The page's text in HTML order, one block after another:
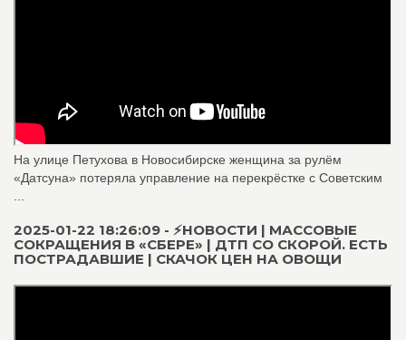
На улице Петухова в Новосибирске женщина за рулём
«Датсуна» потеряла управление на перекрёстке с Советским
2025-01-22 18:26:09 - ⚡️НОВОСТИ | МАССОВЫЕ
СОКРАЩЕНИЯ В «СБЕРЕ» | ДТП СО СКОРОЙ. ЕСТЬ
ПОСТРАДАВШИЕ | СКАЧОК ЦЕН НА ОВОЩИ